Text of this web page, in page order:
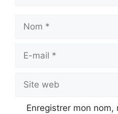
Nom
Site
web
Enregistrer mon